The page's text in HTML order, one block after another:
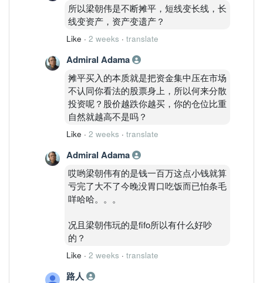
所以梁朝伟是不断摊平，短线变长线，长
线变资产，资产变遗产？
Like · 2 weeks · translate
Admiral Adama
摊平买入的本质就是把资金集中压在市场
不认同你看法的股票身上，所以何来分散
投资呢？股价越跌你越买，你的仓位比重
自然就越高不是吗？
Like · 2 weeks · translate
Admiral Adama
哎哟梁朝伟有的是钱一百万这点小钱就算
亏完了大不了今晚没胃口吃饭而已怕条毛
咩哈哈。。。
况且梁朝伟玩的是fifo所以有什么好吵
的？
Like · 2 weeks · translate
路人